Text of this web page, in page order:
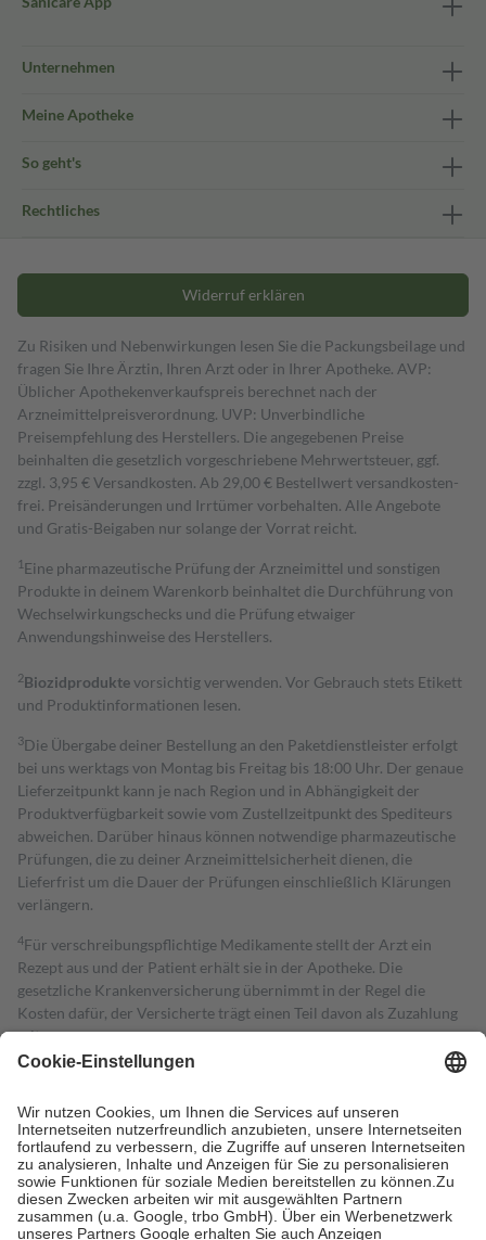
Unternehmen
Meine Apotheke
So geht's
Rechtliches
Widerruf erklären
Zu Risiken und Nebenwirkungen lesen Sie die Packungsbeilage und
fragen Sie Ihre Ärztin, Ihren Arzt oder in Ihrer Apotheke. AVP:
Üblicher Apothekenverkaufspreis berechnet nach der
Arzneimittelpreisverordnung. UVP: Unverbindliche
Preisempfehlung des Herstellers. Die angegebenen Preise
beinhalten die gesetzlich vorgeschriebene Mehrwertsteuer, ggf.
zzgl. 3,95 € Versandkosten. Ab 29,00 € Bestell­wert versand­kosten­
frei. Preisänderungen und Irrtümer vorbehalten. Alle Angebote
und Gratis-Beigaben nur solange der Vorrat reicht.
1 Eine pharmazeutische Prüfung der Arzneimittel und sonstigen
Produkte in deinem Warenkorb beinhaltet die Durchführung von
Wechselwirkungschecks und die Prüfung etwaiger
Anwendungshinweise des Herstellers.
2Biozidproduktevorsichtig verwenden. Vor Gebrauch stets Etikett
und Produktinformationen lesen.
3Die Übergabe deiner Bestellung an den Paketdienstleister erfolgt
bei uns werktags von Montag bis Freitag bis 18:00 Uhr. Der genaue
Lieferzeitpunkt kann je nach Region und in Abhängigkeit der
Produktverfügbarkeit sowie vom Zustellzeitpunkt des Spediteurs
abweichen. Darüber hinaus können notwendige pharmazeutische
Prüfungen, die zu deiner Arzneimittelsicherheit dienen, die
Lieferfrist um die Dauer der Prüfungen einschließlich Klärungen
verlängern.
4Für verschreibungspflichtige Medikamente stellt der Arzt ein
Rezept aus und der Patient erhält sie in der Apotheke. Die
gesetzliche Krankenversicherung übernimmt in der Regel die
Kosten dafür, der Versicherte trägt einen Teil davon als Zuzahlung
mit.
Grundsätzlich leisten Mitglieder Zuzahlungen in Höhe von zehn
höchstens zehn Euro.
Es sind jedoch nie mehr als die tatsächlichen
Kosten der Leistung zu entrichten.
Diese Regeln gelten grundsätzlich auch für Online-Apotheken.
Bei Heilmitteln und häuslicher Krankenpflege beträgt die
Zuzahlung zehn Prozent der Kosten sowie zehn Euro je
Verordnung.